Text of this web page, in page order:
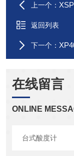
上一个：
返回列表
下一个：
在线留言
ONLINE